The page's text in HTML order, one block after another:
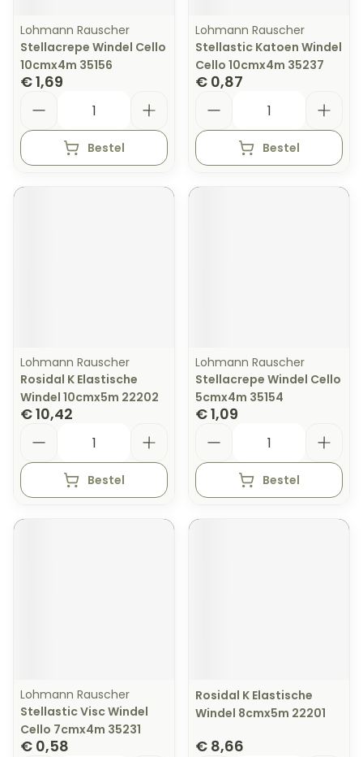
Lohmann Rauscher
Stellacrepe Windel Cello
10cmx4m 35156
€ 1,69
Bestel
Lohmann Rauscher
Stellastic Katoen Windel
Cello 10cmx4m 35237
€ 0,87
Bestel
Lohmann Rauscher
Rosidal K Elastische
Windel 10cmx5m 22202
€ 10,42
Bestel
Lohmann Rauscher
Stellacrepe Windel Cello
5cmx4m 35154
€ 1,09
Bestel
Lohmann Rauscher
Stellastic Visc Windel
Cello 7cmx4m 35231
€ 0,58
Rosidal K Elastische
Windel 8cmx5m 22201
€ 8,66